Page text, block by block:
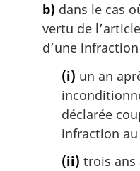
b) dans le cas
vertu de
d’une
(i) un an
déclarée
infraction
(ii) trois ans